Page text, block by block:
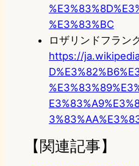
%E3%83%BC
ロザリンドフラン
https://
【関連記事】